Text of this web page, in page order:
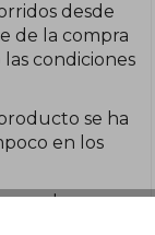
desde
de la compra
condiciones
se ha
en los
pueden ser
vencer